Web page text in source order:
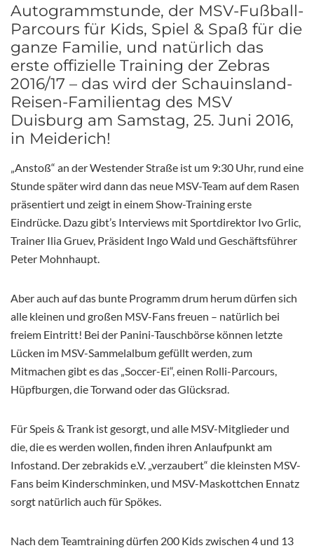
Autogrammstunde, der MSV-Fußball-
Parcours für Kids, Spiel & Spaß für die
ganze Familie, und natürlich das
erste offizielle Training der Zebras
2016/17 – das wird der Schauinsland-
Reisen-Familientag des MSV
Duisburg am Samstag, 25. Juni 2016,
in Meiderich!
„Anstoß“ an der Westender Straße ist um 9:30 Uhr, rund eine
Stunde später wird dann das neue MSV-Team auf dem Rasen
präsentiert und zeigt in einem Show-Training erste
Eindrücke. Dazu gibt’s Interviews mit Sportdirektor Ivo Grlic,
Trainer Ilia Gruev, Präsident Ingo Wald und Geschäftsführer
Peter Mohnhaupt.
Aber auch auf das bunte Programm drum herum dürfen sich
alle kleinen und großen MSV-Fans freuen – natürlich bei
freiem Eintritt! Bei der Panini-Tauschbörse können letzte
Lücken im MSV-Sammelalbum gefüllt werden, zum
Mitmachen gibt es das „Soccer-Ei“, einen Rolli-Parcours,
Hüpfburgen, die Torwand oder das Glücksrad.
Für Speis & Trank ist gesorgt, und alle MSV-Mitglieder und
die, die es werden wollen, finden ihren Anlaufpunkt am
Infostand. Der zebrakids e.V. „verzaubert“ die kleinsten MSV-
Fans beim Kinderschminken, und MSV-Maskottchen Ennatz
sorgt natürlich auch für Spökes.
Nach dem Teamtraining dürfen 200 Kids zwischen 4 und 13